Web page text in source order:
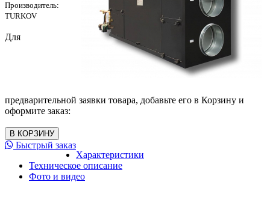
Производитель:
TURKOV
Для
предварительной заявки товара, добавьте его в Корзину и
оформите заказ:
Быстрый заказ
Характеристики
Техническое описание
Фото и видео